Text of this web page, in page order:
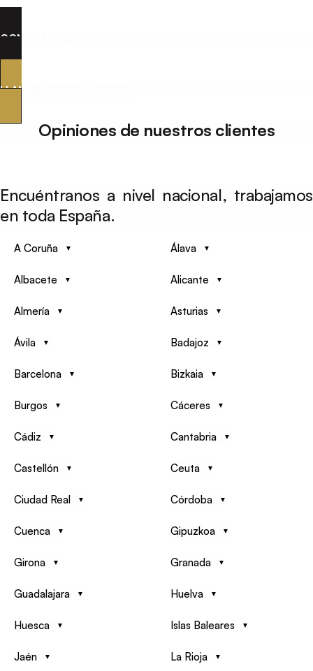
CONSULTA WHATSAPP
LLAME SIN COMPROMISO
Opiniones de nuestros clientes
Encuéntranos a nivel nacional, trabajamos
en toda España.
A Coruña Álava
Albacete Alicante
Almería Asturias
Ávila Badajoz
Barcelona Bizkaia
Burgos Cáceres
Cádiz Cantabria
Castellón Ceuta
Ciudad Real Córdoba
Cuenca Gipuzkoa
Girona Granada
Guadalajara Huelva
Huesca Islas Baleares
Jaén La Rioja